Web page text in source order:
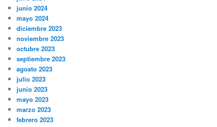
junio 2024
mayo 2024
diciembre 2023
noviembre 2023
octubre 2023
septiembre 2023
agosto 2023
julio 2023
junio 2023
mayo 2023
marzo 2023
febrero 2023